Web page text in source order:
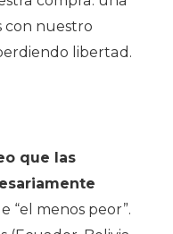
con nuestro
libertad.
que las
“el menos peor”.